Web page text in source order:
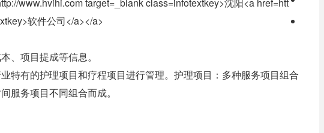
、项目提成等信息。
特有的护理项目和疗程项目进行管理。护理项目：多种服务项目组合
服务项目不同组合而成。